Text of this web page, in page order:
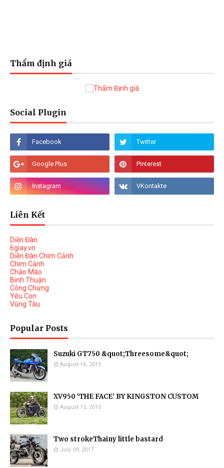
Thẩm định giá
Social Plugin
Liên Kết
Diễn Đàn
6giay.vn
Diễn Đàn Chim Cảnh
Chim Cảnh
Chào Mào
Binh Thuận
Công Chứng
Yêu Con
Vũng Tàu
Popular Posts
Suzuki GT750 &quot;Threesome&quot;
August 16, 2015
XV950 ‘THE FACE’ BY KINGSTON CUSTOM
August 15, 2015
Two strokeThainy little bastard
July 09, 2017